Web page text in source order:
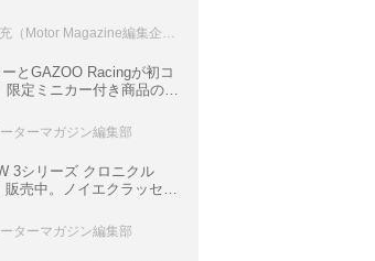
コンテンツも
ーとGAZOO Racingが初コ
限定ミニカー付き商品の
あたる抽選企画などを展
ターマガジン編集部
3シリーズ クロニクル
販売中。ノイエクラッセか
ターマガジン編集部